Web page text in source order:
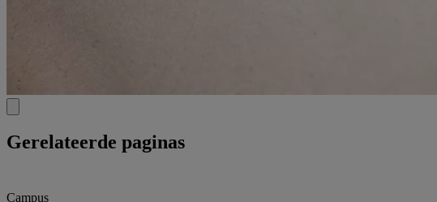
Gerelateerde paginas
Campus